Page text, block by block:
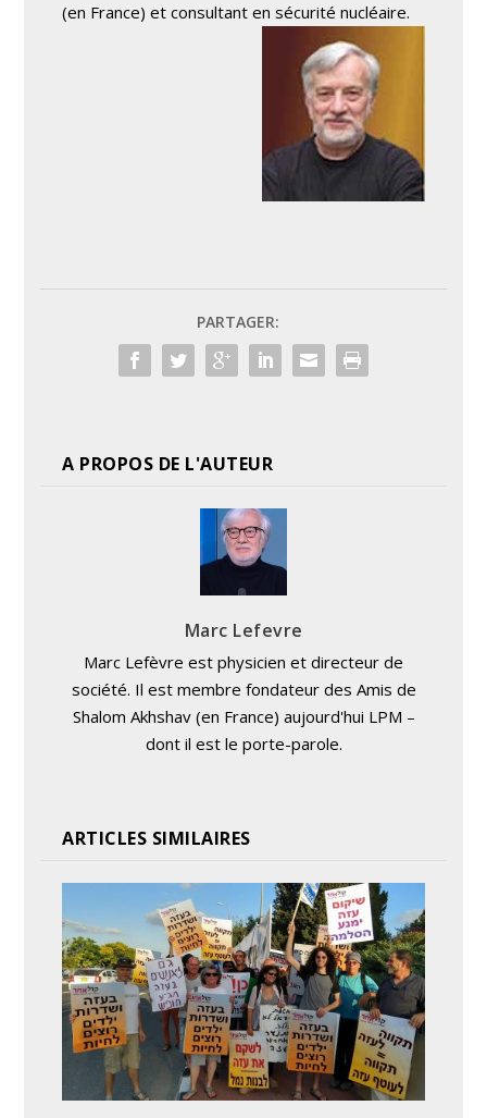
(en France) et consultant en sécurité nucléaire.
PARTAGER:
A PROPOS DE L'AUTEUR
Marc Lefevre
Marc Lefèvre est physicien et directeur de
société. Il est membre fondateur des Amis de
Shalom Akhshav (en France) aujourd'hui LPM –
dont il est le porte-parole.
ARTICLES SIMILAIRES